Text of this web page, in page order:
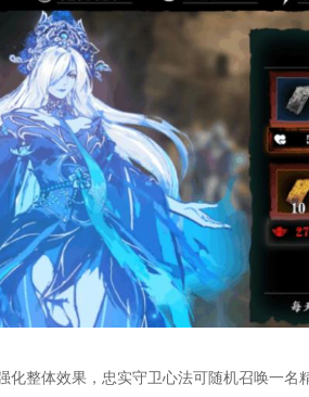
化整体效果，忠实守卫心法可随机召唤一名